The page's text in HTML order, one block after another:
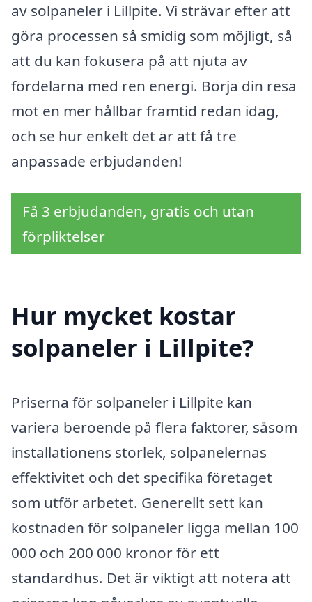
av solpaneler i Lillpite. Vi strävar efter att
göra processen så smidig som möjligt, så
att du kan fokusera på att njuta av
fördelarna med ren energi. Börja din resa
mot en mer hållbar framtid redan idag,
och se hur enkelt det är att få tre
anpassade erbjudanden!
Få 3 erbjudanden, gratis och utan
förpliktelser
Hur mycket kostar
solpaneler i Lillpite?
Priserna för solpaneler i Lillpite kan
variera beroende på flera faktorer, såsom
installationens storlek, solpanelernas
effektivitet och det specifika företaget
som utför arbetet. Generellt sett kan
kostnaden för solpaneler ligga mellan 100
000 och 200 000 kronor för ett
standardhus. Det är viktigt att notera att